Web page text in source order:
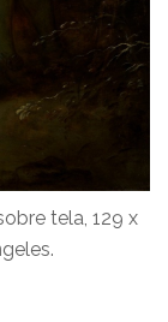
tela, 129 x